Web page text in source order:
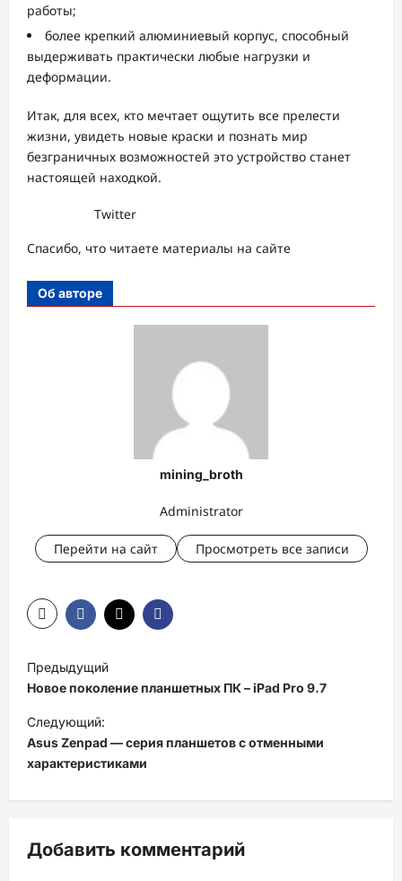
работы;
более крепкий алюминиевый корпус, способный
выдерживать практически любые нагрузки и
деформации.
Итак, для всех, кто мечтает ощутить все прелести
жизни, увидеть новые краски и познать мир
безграничных возможностей это устройство станет
настоящей находкой.
Twitter
Спасибо, что читаете материалы на сайте
Об авторе
mining_broth
Administrator
Перейти на сайт Просмотреть все записи
а
в
и
г
а
и
Предыдущий
Новое поколение планшетных ПК – iPad Pro 9.7
Следующий:
Asus Zenpad — серия планшетов с отменными
характеристиками
Добавить комментарий